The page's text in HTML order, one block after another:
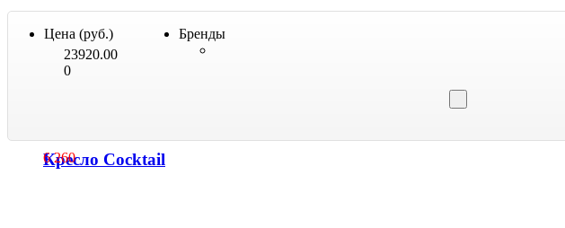
Цена (руб.)
23920.00
0
Бренды
Кресло Cocktail
6 260